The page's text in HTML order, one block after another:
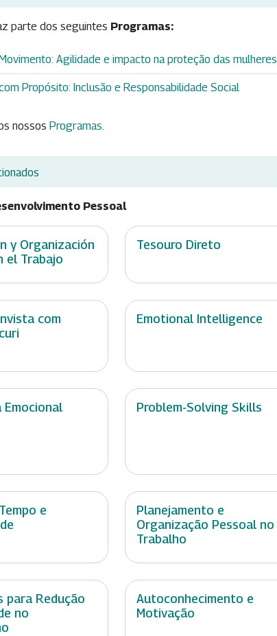
parte dos seguintes Programas:
Agilidade e impacto na proteção das mulheres
Propósito: Inclusão e Responsabilidade Social
nossos Programas.
Pessoal
y Organización
el Trabajo
Tesouro Direto
com
Emotional Intelligence
Emocional Problem-Solving Skills
e
Planejamento e
Organização Pessoal no
Trabalho
para Redução
no
Autoconhecimento e
Motivação